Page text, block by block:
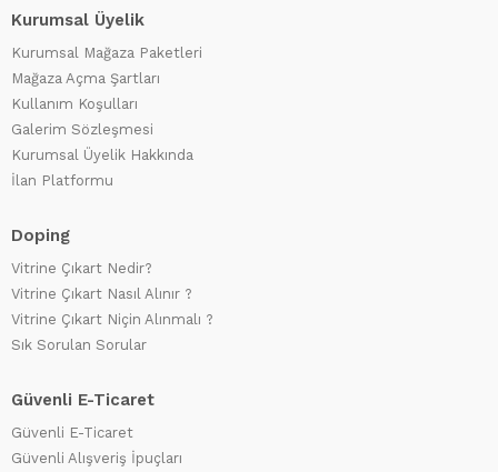
Kurumsal Üyelik
Kurumsal Mağaza Paketleri
Mağaza Açma Şartları
Kullanım Koşulları
Galerim Sözleşmesi
Kurumsal Üyelik Hakkında
İlan Platformu
Doping
Vitrine Çıkart Nedir?
Vitrine Çıkart Nasıl Alınır ?
Vitrine Çıkart Niçin Alınmalı ?
Sık Sorulan Sorular
Güvenli E-Ticaret
Güvenli E-Ticaret
Güvenli Alışveriş İpuçları